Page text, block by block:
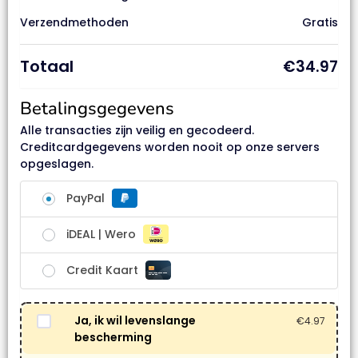
Verzendmethoden
Gratis
Totaal €34.97
Betalingsgegevens
Alle transacties zijn veilig en gecodeerd.
Creditcardgegevens worden nooit op onze servers
opgeslagen.
PayPal
iDEAL | Wero
Credit Kaart
Ja, ik wil levenslange
bescherming
€4.97